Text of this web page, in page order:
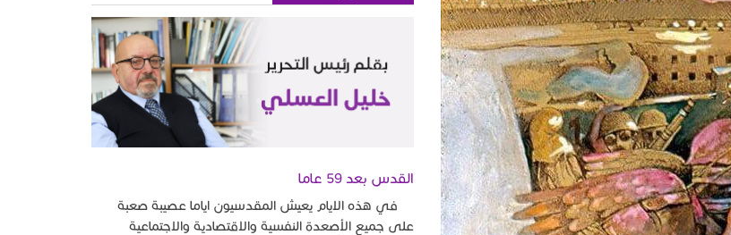
القدس بعد 59 عاما
في هذه الايام يعيش المقدسيون اياما عصيبة صعبة
على جميع الأصعدة النفسية والاقتصادية والاجتماعية